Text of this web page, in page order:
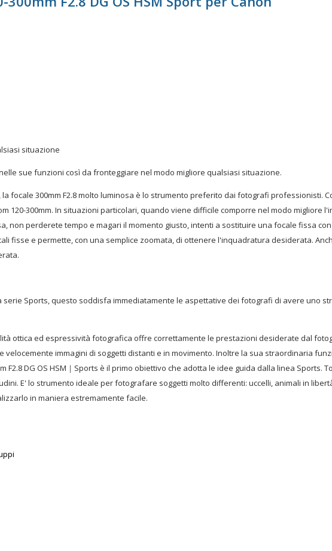
situazione
sue funzioni così da fronteggiare nel modo migliore qualsiasi situazione.
focale 300mm F2.8 molto luminosa è lo strumento preferito dai fotografi professionisti.
120-300mm. In situazioni particolari, quando viene difficile comporre nel modo migliore
non perderete tempo e magari il momento giusto, intenti a sostituire una focale fissa
fisse e permette, con una semplice zoomata, di ottenere l'inquadratura desiderata.
Sports, questo soddisfa immediatamente le aspettative dei fotografi di avere uno
ottica ed espressività fotografica offre correttamente le prestazioni desiderate dal
immagini di soggetti distanti e in movimento. Inoltre la sua straordinaria
F2.8 DG OS HSM ｜ Sports è il primo obiettivo che adotta le idee guida dalla linea Sports.
E' lo strumento ideale per fotografare soggetti molto differenti: uccelli, animali in
in maniera estremamente facile.